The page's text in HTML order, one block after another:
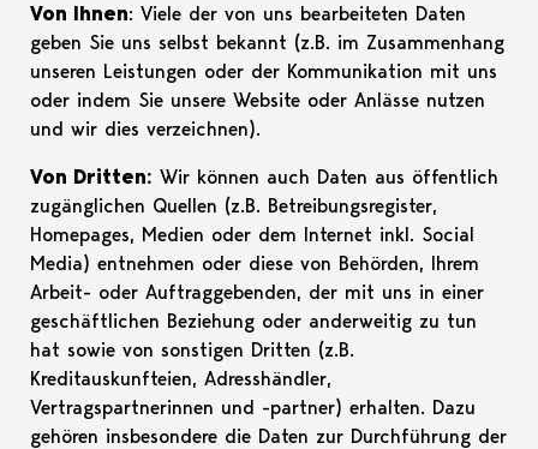
Von Ihnen: Viele der von uns bearbeiteten Daten
geben Sie uns selbst bekannt (z.B. im Zusammenhang
unseren Leistungen oder der Kommunikation mit uns
oder indem Sie unsere Website oder Anlässe nutzen
und wir dies verzeichnen).
Von Dritten: Wir können auch Daten aus öffentlich
zugänglichen Quellen (z.B. Betreibungsregister,
Homepages, Medien oder dem Internet inkl. Social
Media) entnehmen oder diese von Behörden, Ihrem
Arbeit- oder Auftraggebenden, der mit uns in einer
geschäftlichen Beziehung oder anderweitig zu tun
hat sowie von sonstigen Dritten (z.B.
Kreditauskunfteien, Adresshändler,
Vertragspartnerinnen und -partner) erhalten. Dazu
gehören insbesondere die Daten zur Durchführung der